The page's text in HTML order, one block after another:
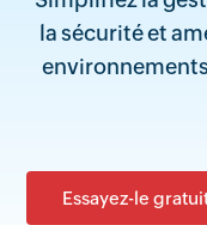
la sécurité et
Essayez-le